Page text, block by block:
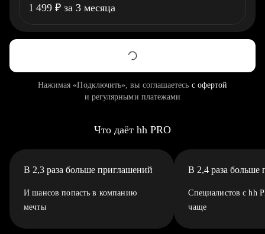
1 499 ₽ за 3 месяца
Нажимая «Подключить», вы соглашаетесь с офертой
и регулярными платежами
Что даёт hh PRO
В 2,3 раза больше приглашений
И шансов попасть в компанию
мечты
В 2,4 раза больше
Специалистов с hh
чаще